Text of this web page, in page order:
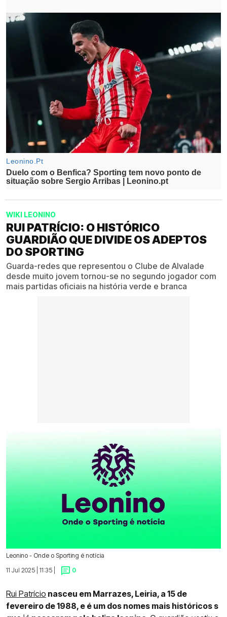
WIKI LEONINO
RUI PATRÍCIO: O HISTÓRICO
GUARDIÃO QUE DIVIDE OS ADEPTOS
DO SPORTING
Guarda-redes que representou o Clube de Alvalade
desde muito jovem tornou-se no segundo jogador com
mais partidas oficiais na história verde e branca
Leonino - Onde o Sporting é notícia
11 Jul 2025 | 11:35 |
0
Rui Patrício nasceu em Marrazes, Leiria, a 15 de
fevereiro de 1988, e é um dos nomes mais históricos s